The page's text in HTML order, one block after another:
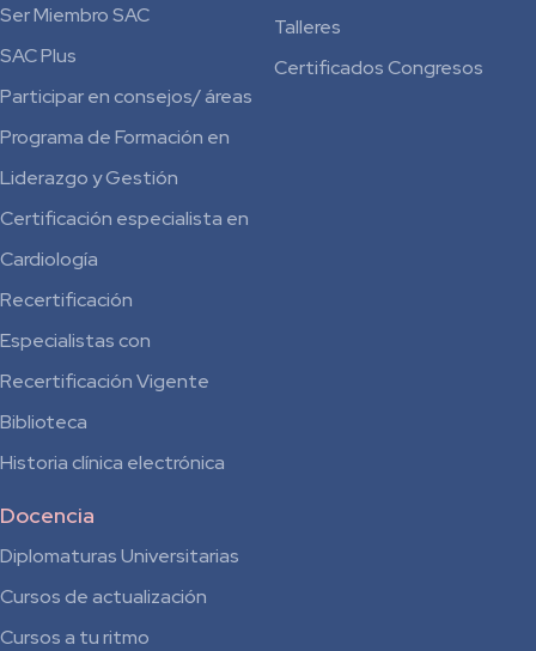
Ser Miembro SAC
SAC Plus
Participar en consejos/ áreas
Programa de Formación en
Liderazgo y Gestión
Certificación especialista en
Cardiología
Recertificación
Especialistas con
Recertificación Vigente
Biblioteca
Historia clínica electrónica
Docencia
Diplomaturas Universitarias
Cursos de actualización
Cursos a tu ritmo
Talleres
Certificados Congresos